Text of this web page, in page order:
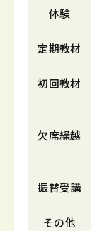
体験
定期教材
初回教材
欠席繰越
振替受講
その他